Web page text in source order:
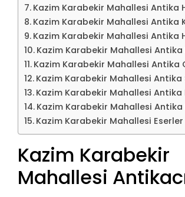
Kazim Karabekir Mahallesi Antika
Kazim Karabekir Mahallesi Antika
Kazim Karabekir Mahallesi Antika
Kazim Karabekir Mahallesi Antika
Kazim Karabekir Mahallesi Antika
Kazim Karabekir Mahallesi Antika
Kazim Karabekir Mahallesi Antika
Kazim Karabekir Mahallesi Antika
Kazim Karabekir Mahallesi Eserler
Kazim Karabekir
Mahallesi